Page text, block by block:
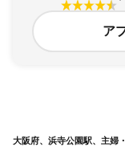
ア
大阪府、浜寺公園駅、主婦